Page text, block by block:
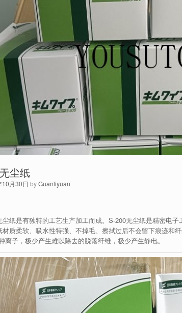
尘纸
月30日 byGuanliyuan
尘纸是有独特的工艺生产加工而成。S-200无尘纸是精密电
材质柔软、吸水性特强、不掉毛、擦拭过后不会留下痕迹和
离子，极少产生难以除去的脱落纤维，极少产生静电。